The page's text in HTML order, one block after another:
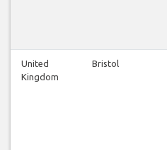
United
Kingdom
Bristol